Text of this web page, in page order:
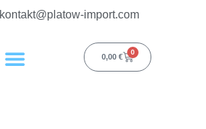
kontakt@platow-import.com
0,00 €
0